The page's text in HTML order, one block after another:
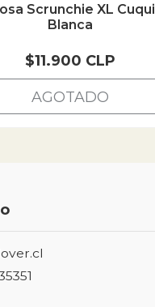
Scrunchie XL Cuqui
Blanca
$11.900 CLP
AGOTADO